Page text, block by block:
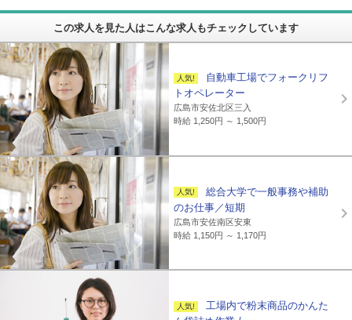
この求人を見た人はこんな求人もチェックしています
自動車工場でフォークリフ
トオペレーター
広島市安佐北区三入
時給 1,250円 ～ 1,500円
総合大学で一般事務や補助
のお仕事／短期
広島市安佐南区安東
時給 1,150円 ～ 1,170円
工場内で粉末商品のかんた